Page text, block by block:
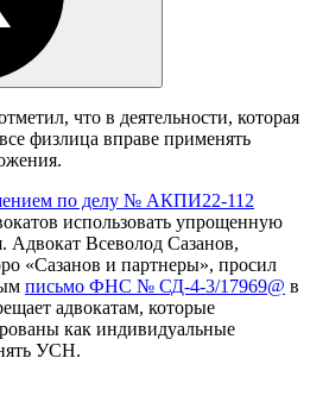
что в деятельности, которая
физлица вправе применять
по делу № АКПИ22-112
использовать упрощенную
Адвокат Всеволод Сазанов,
«Сазанов и партнеры», просил
письмо ФНС № СД-4-3/17969@ в
адвокатам, которые
как индивидуальные
УСН.